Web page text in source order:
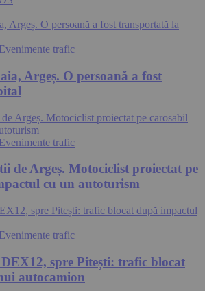
Evenimente trafic
Argeș. O persoană a fost
Evenimente trafic
de Argeș. Motociclist proiectat pe
cu un autoturism
Evenimente trafic
spre Pitești: trafic blocat
autocamion